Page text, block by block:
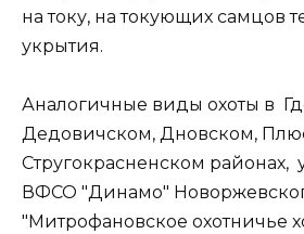
на току, на токующих самцов
укрытия.
Аналогичные виды охоты в
Дедовичском, Дновском,
Стругокрасненском
ВФСО "Динамо"
"Митрофановское охотничье